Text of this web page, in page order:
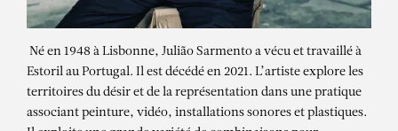
Né en 1948 à Lisbonne, Julião Sarmento a vécu et travaillé à
Estoril au Portugal. Il est décédé en 2021. L’artiste explore les
territoires du désir et de la représentation dans une pratique
associant peinture, vidéo, installations sonores et plastiques.